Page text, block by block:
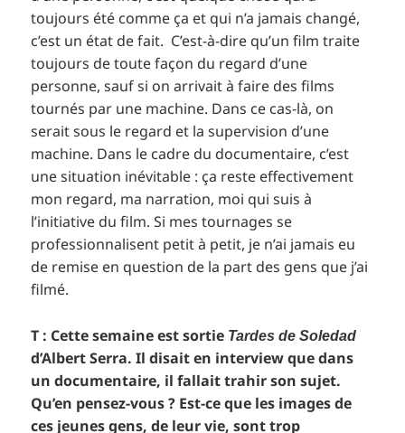
toujours été comme ça et qui n’a jamais changé,
c’est un état de fait. C’est-à-dire qu’un film traite
toujours de toute façon du regard d’une
personne, sauf si on arrivait à faire des films
tournés par une machine. Dans ce cas-là, on
serait sous le regard et la supervision d’une
machine. Dans le cadre du documentaire, c’est
une situation inévitable : ça reste effectivement
mon regard, ma narration, moi qui suis à
l’initiative du film. Si mes tournages se
professionnalisent petit à petit, je n’ai jamais eu
de remise en question de la part des gens que j’ai
filmé.
T : Cette semaine est sortie Tardes de Soledad
d’Albert Serra. Il disait en interview que dans
un documentaire, il fallait trahir son sujet.
Qu’en pensez-vous ? Est-ce que les images de
ces jeunes gens, de leur vie, sont trop